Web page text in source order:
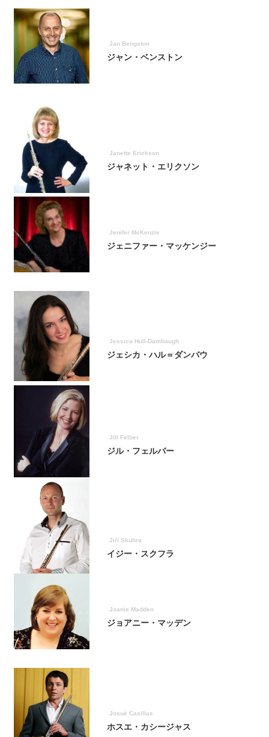
ジャン・ベンストン
Jan Bengston
ジャネット・エリクソン
Janette Erickson
ジェニファー・マッケンジー
Jenifer McKenzie
ジェシカ・ハル＝ダンバウ
Jessica Hull-Dambaugh
ジル・フェルバー
Jill Felber
イジー・スクフラ
Jiří Skuhra
ジョアニー・マッデン
Joanie Madden
ホスエ・カシージャス
Josué Casillas